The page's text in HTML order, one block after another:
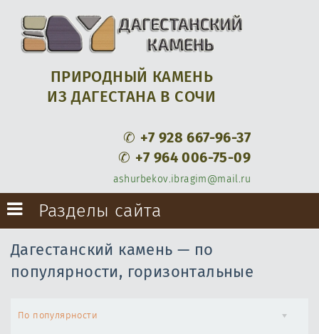
ПРИРОДНЫЙ КАМЕНЬ
ИЗ ДАГЕСТАНА В СОЧИ
✆ +7 928 667-96-37
✆ +7 964 006-75-09
ashurbekov.ibragim@mail.ru
Разделы сайта
Дагестанский камень — по
популярности, горизонтальные
По популярности